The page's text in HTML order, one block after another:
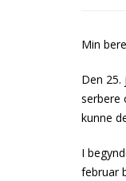
Min
Den
serbere
kunne
I
februar